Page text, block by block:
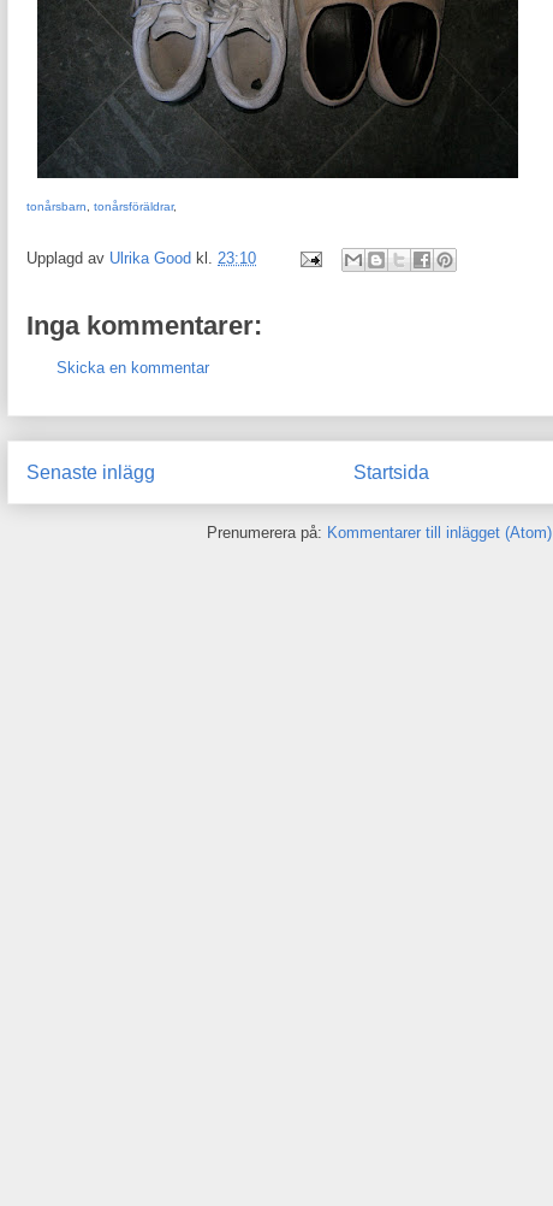
tonårsbarn tonårsföräldrar,
Upplagd av Ulrika Good kl. 23:10
Inga kommentarer:
Skicka en kommentar
Senaste inlägg Startsida
Prenumerera på: Kommentarer till inlägget (Atom)